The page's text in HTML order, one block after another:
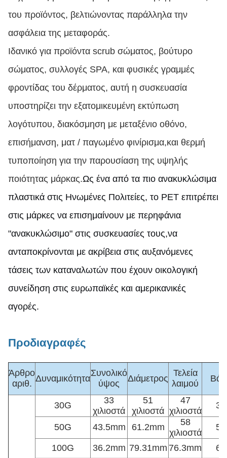
του προϊόντος, βελτιώνοντας παράλληλα την
ασφάλεια της μεταφοράς.
Ιδανικό για προϊόντα scrub σώματος, βούτυρο
σώματος, συλλογές SPA, και φυσικές γραμμές
φροντίδας του δέρματος, αυτή η συσκευασία
υποστηρίζει την εξατομικευμένη εκτύπωση
λογότυπου, διακόσμηση με μεταξένιο οθόνο,
επισήμανση, ματ / παγωμένο φινίρισμα,και θερμή
τυποποίηση για την παρουσίαση της υψηλής
ποιότητας μάρκας.Ως ένα από τα πιο ανακυκλώσιμα
πλαστικά στις Ηνωμένες Πολιτείες, το PET επιτρέπει
στις μάρκες να επισημαίνουν με περηφάνια
"ανακυκλώσιμο" στις συσκευασίες τους,να
ανταποκρίνονται με ακρίβεια στις αυξανόμενες
τάσεις των καταναλωτών που έχουν οικολογική
συνείδηση στις ευρωπαϊκές και αμερικανικές
αγορές.
Προδιαγραφές
Άρθρο
αριθ. Δυναμικότητα
Συνολικό
ύψος
Διάμετρος
Τελεία
λαιμού
30G
33
χιλιοστά
51
χιλιοστά
47
χιλιοστά
50G 43.5mm 61.2mm
58
χιλιοστά
100G 36.2mm 79.31mm 76.3mm